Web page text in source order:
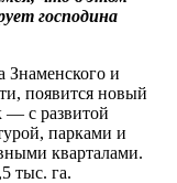
господина
Знаменского и
появится новый
— с развитой
парками и
кварталами.
тыс. га.